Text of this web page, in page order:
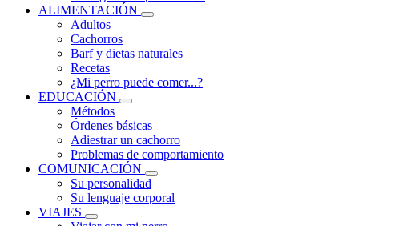
ALIMENTACIÓN
Adultos
Cachorros
Barf y dietas naturales
Recetas
¿Mi perro puede comer...?
EDUCACIÓN
Métodos
Órdenes básicas
Adiestrar un cachorro
Problemas de comportamiento
COMUNICACIÓN
Su personalidad
Su lenguaje corporal
VIAJES